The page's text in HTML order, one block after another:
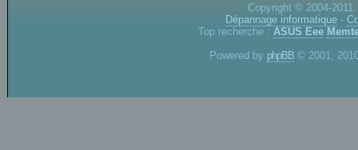
Copyright © 2004-
Dépannage informatique -
Top recherche : ASUS Eee
Powered by phpBB © 2001,